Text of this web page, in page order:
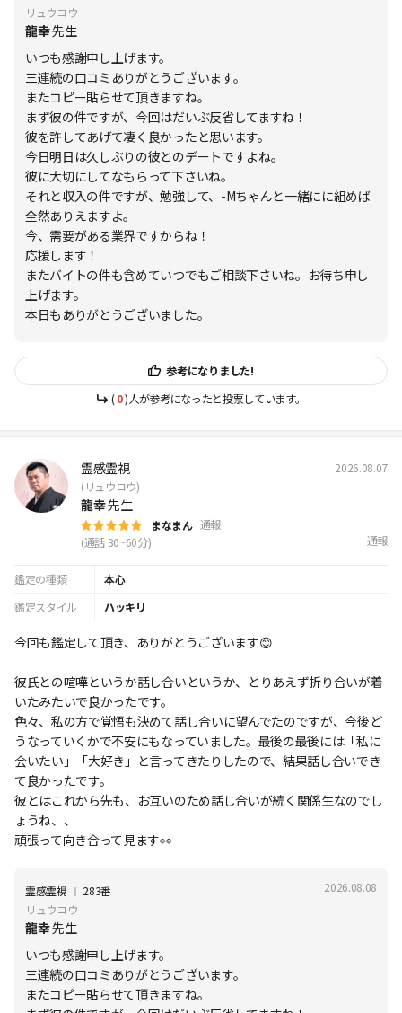
リュウコウ
龍幸先生
いつも感謝申し上げます。
三連続の口コミありがとうございます。
またコピー貼らせて頂きますね。
まず彼の件ですが、今回はだいぶ反省してますね！
彼を許してあげて凄く良かったと思います。
今日明日は久しぶりの彼とのデートですよね。
彼に大切にしてなもらって下さいね。
それと収入の件ですが、勉強して、-Mちゃんと一緒にに組めば
全然ありえますよ。
今、需要がある業界ですからね！
応援します！
またバイトの件も含めていつでもご相談下さいね。お待ち申し
上げます。
本日もありがとうございました。
参考になりました!
(0)人が参考になったと投票しています。
霊感霊視 2026.08.07
(リュウコウ)
龍幸先生
まなまん 通報
(通話 30~60分)
通報
鑑定の種類
本心
鑑定スタイル
ハッキリ
今回も鑑定して頂き、ありがとうございます😊
彼氏との喧嘩というか話し合いというか、とりあえず折り合いが着
いたみたいで良かったです。
色々、私の方で覚悟も決めて話し合いに望んでたのですが、今後ど
うなっていくかで不安にもなっていました。最後の最後には「私に
会いたい」「大好き」と言ってきたりしたので、結果話し合いでき
て良かったです。
彼とはこれから先も、お互いのため話し合いが続く関係生なのでし
ょうね、、
頑張って向き合って見ます👀
霊感霊視 Ι 283番
リュウコウ
龍幸先生
2026.08.08
いつも感謝申し上げます。
三連続の口コミありがとうございます。
またコピー貼らせて頂きますね。